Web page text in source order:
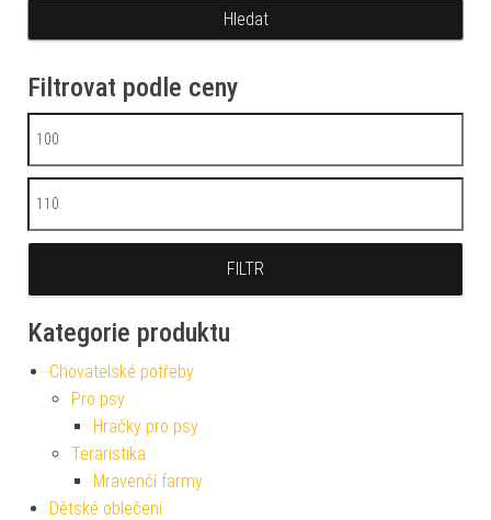
Filtrovat podle ceny
Minimální cena
Maximální cena
FILTR
Kategorie produktu
Chovatelské potřeby
Pro psy
Hračky pro psy
Teraristika
Mravenčí farmy
Dětské oblečení